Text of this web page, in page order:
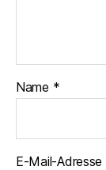
Name *
E-Mail-Adresse